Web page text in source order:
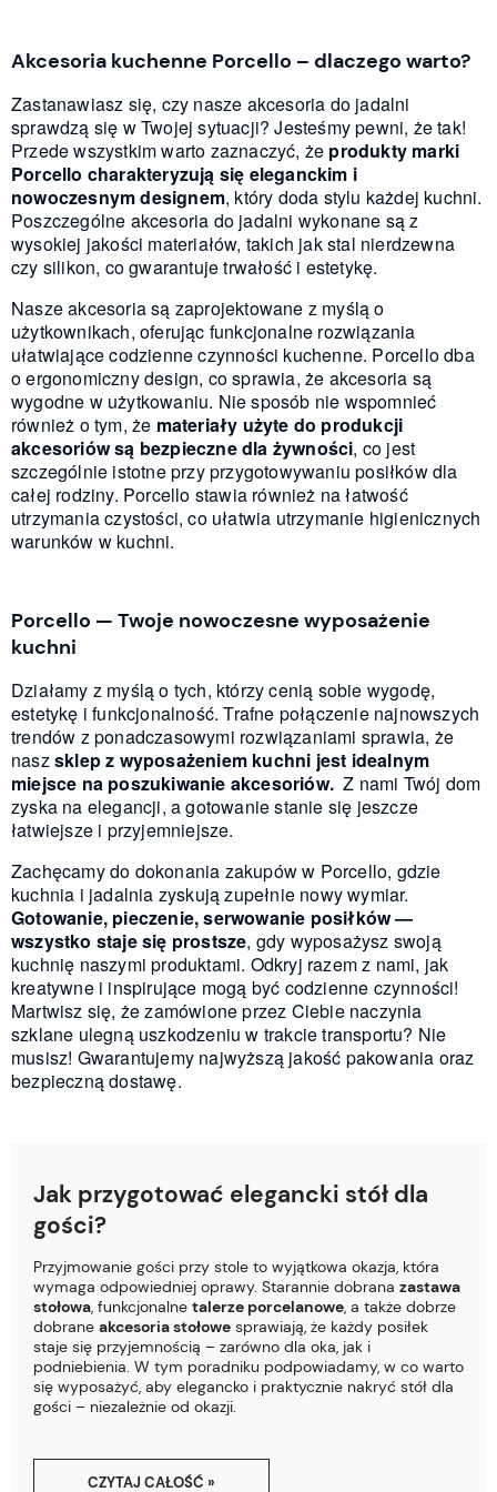
Akcesoria kuchenne Porcello – dlaczego warto?
Zastanawiasz się, czy nasze akcesoria do jadalni
sprawdzą się w Twojej sytuacji? Jesteśmy pewni, że tak!
Przede wszystkim warto zaznaczyć, że produkty marki
Porcello charakteryzują się eleganckim i
nowoczesnym designem, który doda stylu każdej kuchni.
Poszczególne akcesoria do jadalni wykonane są z
wysokiej jakości materiałów, takich jak stal nierdzewna
czy silikon, co gwarantuje trwałość i estetykę.
Nasze akcesoria są zaprojektowane z myślą o
użytkownikach, oferując funkcjonalne rozwiązania
ułatwiające codzienne czynności kuchenne. Porcello dba
o ergonomiczny design, co sprawia, że akcesoria są
wygodne w użytkowaniu. Nie sposób nie wspomnieć
również o tym, że materiały użyte do produkcji
akcesoriów są bezpieczne dla żywności, co jest
szczególnie istotne przy przygotowywaniu posiłków dla
całej rodziny. Porcello stawia również na łatwość
utrzymania czystości, co ułatwia utrzymanie higienicznych
warunków w kuchni.
Porcello — Twoje nowoczesne wyposażenie
kuchni
Działamy z myślą o tych, którzy cenią sobie wygodę,
estetykę i funkcjonalność. Trafne połączenie najnowszych
trendów z ponadczasowymi rozwiązaniami sprawia, że
naszsklep z wyposażeniem kuchni jest idealnym
miejsce na poszukiwanie akcesoriów. Z nami Twój dom
zyska na elegancji, a gotowanie stanie się jeszcze
łatwiejsze i przyjemniejsze.
Zachęcamy do dokonania zakupów w Porcello, gdzie
kuchnia i jadalnia zyskują zupełnie nowy wymiar.
Gotowanie, pieczenie, serwowanie posiłków —
wszystko staje się prostsze, gdy wyposażysz swoją
kuchnię naszymi produktami. Odkryj razem z nami, jak
kreatywne i inspirujące mogą być codzienne czynności!
Martwisz się, że zamówione przez Ciebie naczynia
szklane ulegną uszkodzeniu w trakcie transportu? Nie
musisz! Gwarantujemy najwyższą jakość pakowania oraz
bezpieczną dostawę.
Jak przygotować elegancki stół dla
gości?
CZYTAJ CAŁOŚĆ »
Przyjmowanie gości przy stole to wyjątkowa okazja, która
wymaga odpowiedniej oprawy. Starannie dobrana zastawa
stołowa, funkcjonalne talerze porcelanowe, a także dobrze
dobrane akcesoria stołowe sprawiają, że każdy posiłek
staje się przyjemnością – zarówno dla oka, jak i
podniebienia. W tym poradniku podpowiadamy, w co warto
się wyposażyć, aby elegancko i praktycznie nakryć stół dla
gości – niezależnie od okazji.